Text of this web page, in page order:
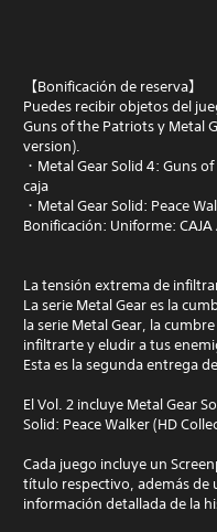
【Bonificación de reserva】
Puedes recibir objetos del
Guns of the Patriots y Metal
version).
・Metal Gear Solid 4: Guns
caja
・Metal Gear Solid: Peace
Bonificación: Uniforme: CAJA
La tensión extrema de
La serie Metal Gear es la
la serie Metal Gear, la
infiltrarte y eludir a tus
Esta es la segunda entrega
El Vol. 2 incluye Metal Gear
Solid: Peace Walker (HD
Cada juego incluye un
título respectivo, además de
información detallada de la